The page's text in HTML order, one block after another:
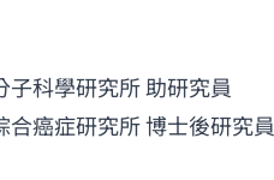
科學研究所 助研究員
癌症研究所 博士後研究員